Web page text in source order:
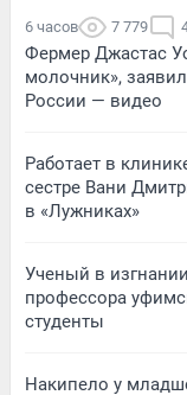
6 часов 7 779
Фермер Джастас
молочник»,
России — видео
Работает в
сестре Вани
в «Лужниках»
Ученый в
профессора
студенты
Накипело у